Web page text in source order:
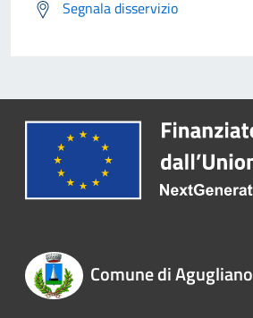
Segnala disservizio
Comune di Agugliano